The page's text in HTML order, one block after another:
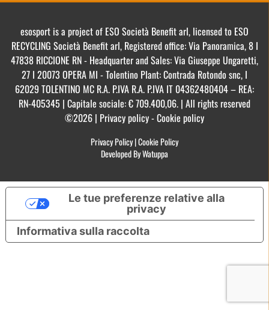
esosport is a project of ESO Società Benefit arl, licensed to ESO
RECYCLING Società Benefit arl, Registered office: Via Panoramica, 8 I
47838 RICCIONE RN - Headquarter and Sales: Via Giuseppe Ungaretti,
27 I 20073 OPERA MI - Tolentino Plant: Contrada Rotondo snc, I
62029 TOLENTINO MC R.A. P.IVA R.A. P.IVA IT 04362480404 – REA:
RN-405345 | Capitale sociale: € 709.400,06. | All rights reserved
©2026 | Privacy policy - Cookie policy
Privacy Policy|Cookie Policy
Developed By Watuppa
Informativa sulla raccolta
Le tue preferenze relative alla
privacy